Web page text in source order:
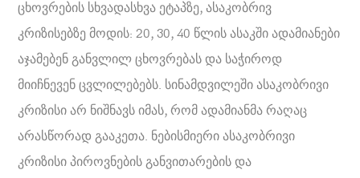
ცხოვრების სხვადასხვა ეტაპზე, ასაკობრივ
კრიზისებზე მოდის: 20, 30, 40 წლის ასაკში ადამიანები
აჯამებენ განვლილ ცხოვრებას და საჭიროდ
მიიჩნევენ ცვლილებებს. სინამდვილეში ასაკობრივი
კრიზისი არ ნიშნავს იმას, რომ ადამიანმა რაღაც
არასწორად გააკეთა. ნებისმიერი ასაკობრივი
კრიზისი პიროვნების განვითარების და